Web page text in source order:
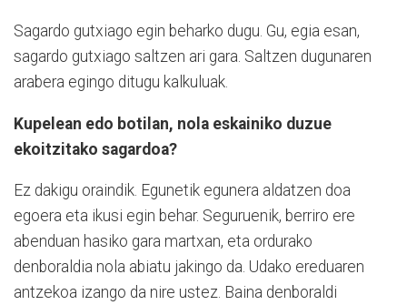
Sagardo gutxiago egin beharko dugu. Gu, egia esan,
sagardo gutxiago saltzen ari gara. Saltzen dugunaren
arabera egingo ditugu kalkuluak.
Kupelean edo botilan, nola eskainiko duzue
ekoitzitako sagardoa?
Ez dakigu oraindik. Egunetik egunera aldatzen doa
egoera eta ikusi egin behar. Seguruenik, berriro ere
abenduan hasiko gara martxan, eta ordurako
denboraldia nola abiatu jakingo da. Udako ereduaren
antzekoa izango da nire ustez. Baina denboraldi